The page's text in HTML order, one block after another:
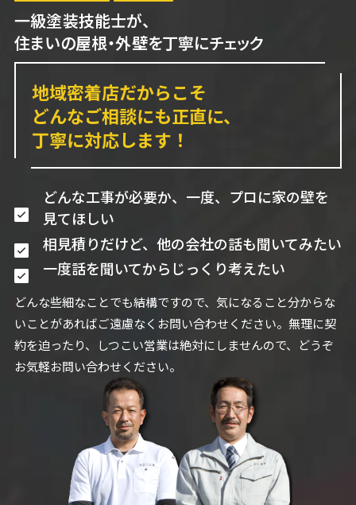
一級塗装技能士が、
住まいの屋根・外壁を丁寧にチェック
地域密着店だからこそ
どんなご相談にも正直に、
丁寧に対応します！
どんな工事が必要か、一度、プロに家の壁を
見てほしい
相見積りだけど、他の会社の話も聞いてみたい
一度話を聞いてからじっくり考えたい
どんな些細なことでも結構ですので、気になること分からな
いことがあればご遠慮なくお問い合わせください。無理に契
約を迫ったり、しつこい営業は絶対にしませんので、どうぞ
お気軽お問い合わせください。